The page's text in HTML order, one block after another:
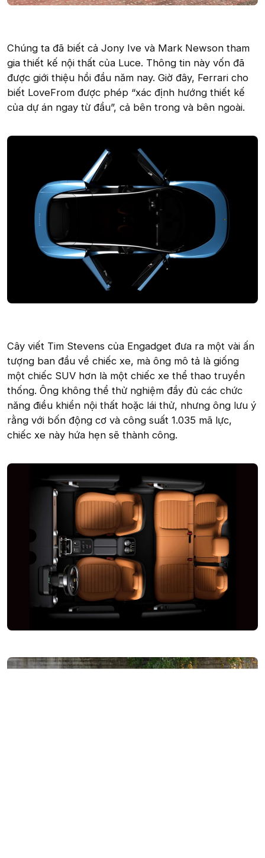
Chúng ta đã biết cả Jony Ive và Mark Newson tham
gia thiết kế nội thất của Luce. Thông tin này vốn đã
được giới thiệu hồi đầu năm nay. Giờ đây, Ferrari cho
biết LoveFrom được phép “xác định hướng thiết kế
của dự án ngay từ đầu”, cả bên trong và bên ngoài.
Cây viết Tim Stevens của Engadget đưa ra một vài ấn
tượng ban đầu về chiếc xe, mà ông mô tả là giống
một chiếc SUV hơn là một chiếc xe thể thao truyền
thống. Ông không thể thử nghiệm đầy đủ các chức
năng điều khiển nội thất hoặc lái thử, nhưng ông lưu ý
rằng với bốn động cơ và công suất 1.035 mã lực,
chiếc xe này hứa hẹn sẽ thành công.